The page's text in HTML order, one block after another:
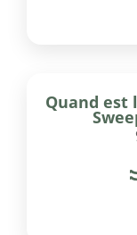
Quand est